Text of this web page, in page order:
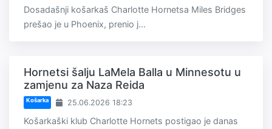
Dosadašnji košarkaš Charlotte Hornetsa Miles Bridges
prešao je u Phoenix, prenio j...
Hornetsi šalju LaMela Balla u Minnesotu u
zamjenu za Naza Reida
Košarka 25.06.2026 18:23
Košarkaški klub Charlotte Hornets postigao je danas